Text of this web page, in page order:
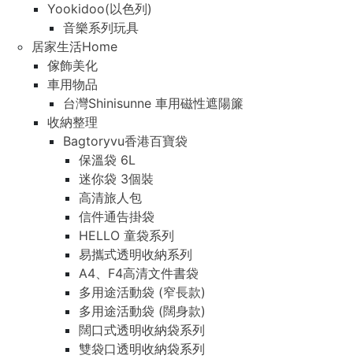
Yookidoo(以色列)
音樂系列玩具
居家生活Home
傢飾美化
車用物品
台灣Shinisunne 車用磁性遮陽簾
收納整理
Bagtoryvu香港百寶袋
保溫袋 6L
迷你袋 3個裝
高清旅人包
信件通告掛袋
HELLO 童袋系列
易攜式透明收納系列
A4、F4高清文件書袋
多用途活動袋 (窄長款)
多用途活動袋 (闊身款)
闊口式透明收納袋系列
雙袋口透明收納袋系列